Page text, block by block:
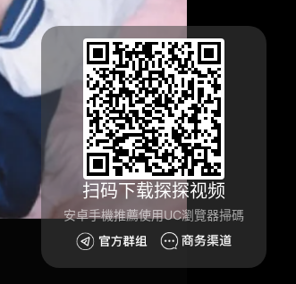
扫码下载探探视频
安卓手機推薦使用UC瀏覽器掃碼